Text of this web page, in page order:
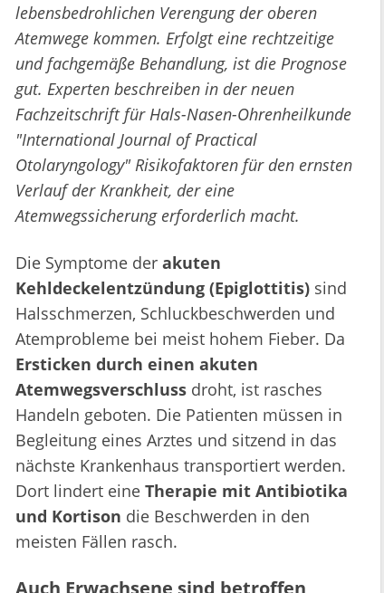
lebensbedrohlichen Verengung der oberen
Atemwege kommen. Erfolgt eine rechtzeitige
und fachgemäße Behandlung, ist die Prognose
gut. Experten beschreiben in der neuen
Fachzeitschrift für Hals-Nasen-Ohrenheilkunde
"International Journal of Practical
Otolaryngology" Risikofaktoren für den ernsten
Verlauf der Krankheit, der eine
Atemwegssicherung erforderlich macht.
Die Symptome der akuten
Kehldeckelentzündung (Epiglottitis) sind
Halsschmerzen, Schluckbeschwerden und
Atemprobleme bei meist hohem Fieber. Da
Ersticken durch einen akuten
Atemwegsverschluss droht, ist rasches
Handeln geboten. Die Patienten müssen in
Begleitung eines Arztes und sitzend in das
nächste Krankenhaus transportiert werden.
Dort lindert eine Therapie mit Antibiotika
und Kortison die Beschwerden in den
meisten Fällen rasch.